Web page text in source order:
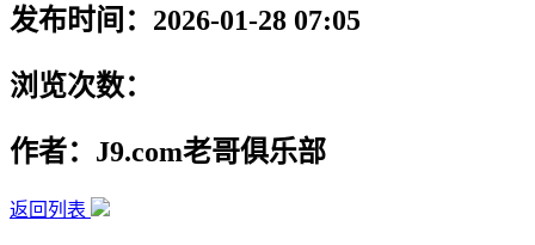
发布时间：2026-01-28 07:05
浏览次数：
作者：J9.com老哥俱乐部
返回列表